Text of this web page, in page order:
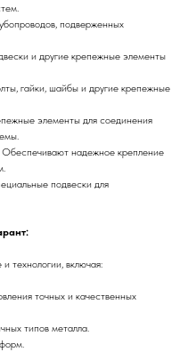
подверженных
и другие крепежные элементы
гайки, шайбы и другие крепежные
элементы для соединения
Обеспечивают надежное крепление
подвески для
технологии, включая:
точных и качественных
типов металла.